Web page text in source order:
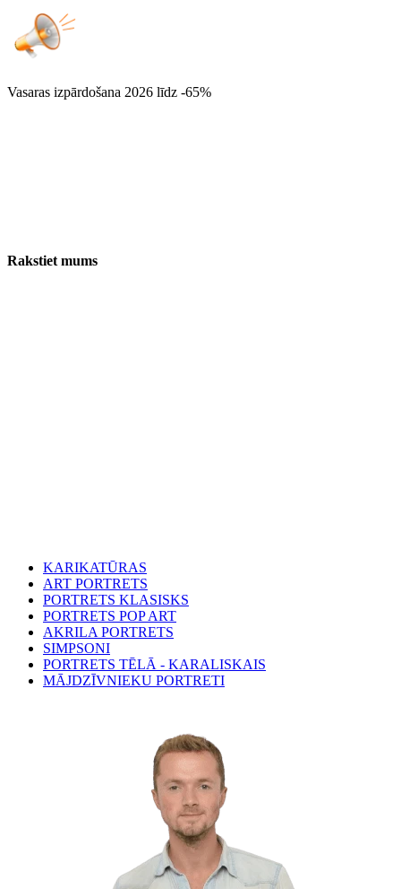
Vasaras izpārdošana 2026 līdz -65%
Rakstiet mums
KARIKATŪRAS
ART PORTRETS
PORTRETS KLASISKS
PORTRETS POP ART
AKRILA PORTRETS
SIMPSONI
PORTRETS TĒLĀ - KARALISKAIS
MĀJDZĪVNIEKU PORTRETI